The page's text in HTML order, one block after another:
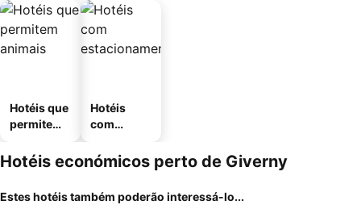
Hotéis que
permitem
Hotéis
com
mento
Hotéis económicos perto de Giverny
Estes hotéis também poderão interessá-lo...